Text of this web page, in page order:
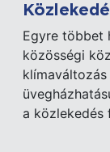
Egyre többet
közösségi
klímaváltozás
a közlekedés